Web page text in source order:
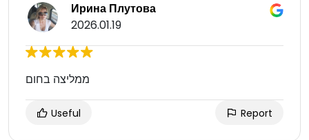
Ирина Плутова
2026.01.19
ממליצה בחום
Useful Report